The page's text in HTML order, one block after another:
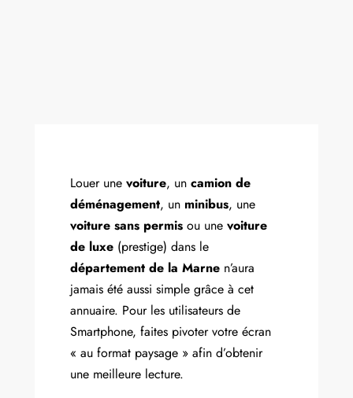
Louer une voiture, un camion de
déménagement, un minibus, une
voiture sans permisou une voiture
de luxe(prestige) dans le
département de la Marnen’aura
jamais été aussi simple grâce à cet
annuaire. Pour les utilisateurs de
Smartphone, faites pivoter votre écran
« au format paysage » afin d’obtenir
une meilleure lecture.